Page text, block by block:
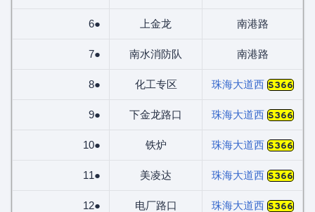
6● 上金龙 南港路
7● 南水消防队 南港路
8● 化工专区 珠海大道西 S366
9● 下金龙路口 珠海大道西 S366
10● 铁炉 珠海大道西 S366
11● 美凌达 珠海大道西 S366
12● 电厂路口 珠海大道西 S366